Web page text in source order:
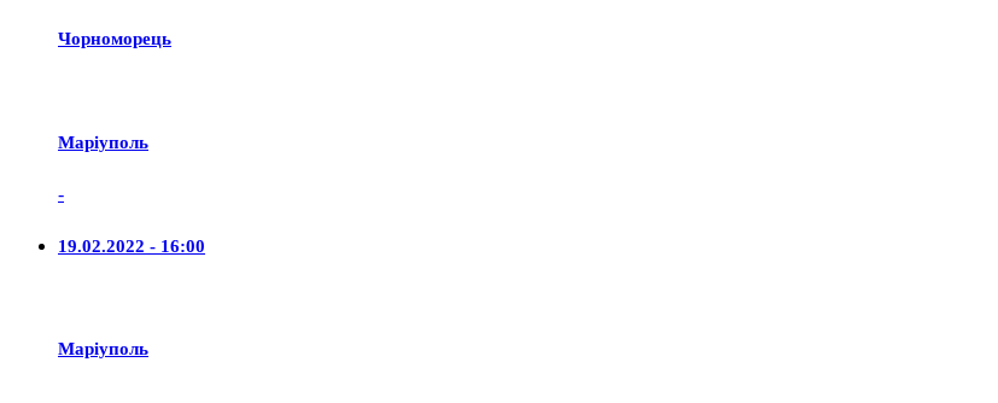
Чорноморець
Маріуполь
-
19.02.2022 - 16:00
Маріуполь